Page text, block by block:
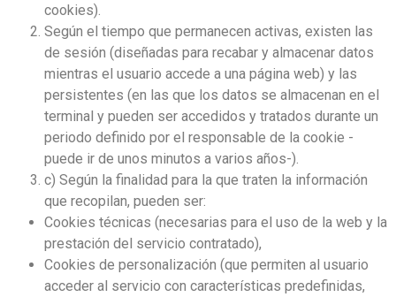
cookies).
Según el tiempo que permanecen activas, existen las
de sesión (diseñadas para recabar y almacenar datos
mientras el usuario accede a una página web) y las
persistentes (en las que los datos se almacenan en el
terminal y pueden ser accedidos y tratados durante un
periodo definido por el responsable de la cookie -
puede ir de unos minutos a varios años-).
c) Según la finalidad para la que traten la información
que recopilan, pueden ser:
Cookies técnicas (necesarias para el uso de la web y la
prestación del servicio contratado),
Cookies de personalización (que permiten al usuario
acceder al servicio con características predefinidas,